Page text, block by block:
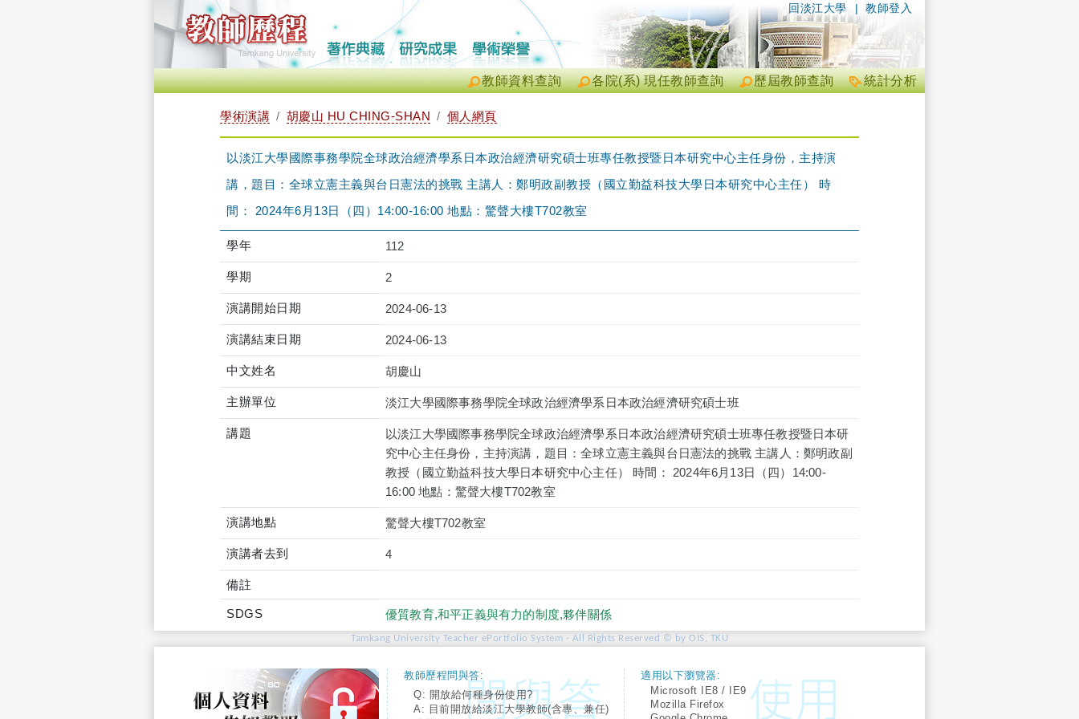
| 教師登入
回淡江大學
統計分析
歷屆教師查詢
各院(系) 現任教師查詢
教師資料查詢
學術演講 胡慶山 HU CHING-SHAN 個人網頁
以淡江大學國際事務學院全球政治經濟學系日本政治經濟研究碩士班專任教授暨日本研究中心主任身份，主持演
講，題目：全球立憲主義與台日憲法的挑戰 主講人：鄭明政副教授（國立勤益科技大學日本研究中心主任） 時
間： 2024年6月13日（四）14:00-16:00 地點：驚聲大樓T702教室
學年 112
學期 2
演講開始日期 2024-06-13
演講結束日期 2024-06-13
中文姓名 胡慶山
主辦單位 淡江大學國際事務學院全球政治經濟學系日本政治經濟研究碩士班
講題
以淡江大學國際事務學院全球政治經濟學系日本政治經濟研究碩士班專任教授暨日本研
究中心主任身份，主持演講，題目：全球立憲主義與台日憲法的挑戰 主講人：鄭明政副
教授（國立勤益科技大學日本研究中心主任） 時間： 2024年6月13日（四）14:00-
16:00 地點：驚聲大樓T702教室
演講地點 驚聲大樓T702教室
演講者去到 4
備註
SDGS 優質教育,和平正義與有力的制度,夥伴關係
Tamkang University Teacher ePortfolio System - All Rights Reserved © by OIS, TKU
教師歷程問與答:
Q: 開放給何種身份使用?
A: 目前開放給淡江大學教師(含專、兼任)
適用以下瀏覽器:
Microsoft IE8 / IE9
Mozilla Firefox